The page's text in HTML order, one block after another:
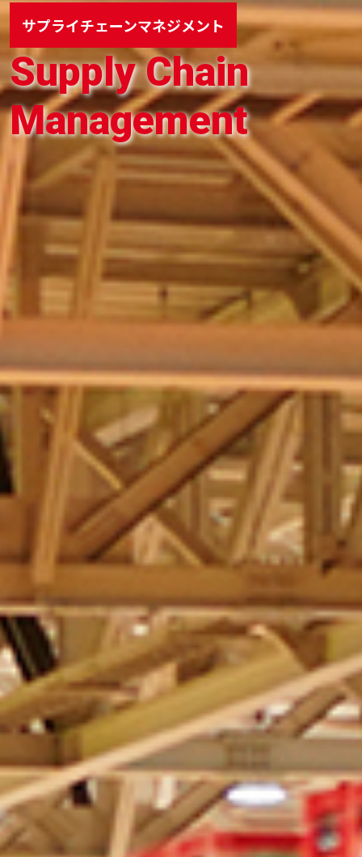
サプライチェーンマネジメント
Supply Chain
Management